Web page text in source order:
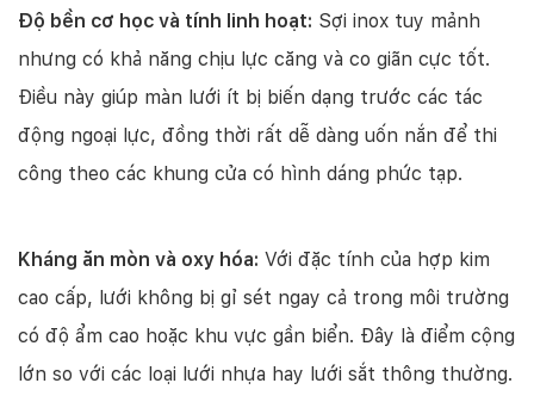
Độ bền cơ học và tính linh hoạt: Sợi inox tuy mảnh
nhưng có khả năng chịu lực căng và co giãn cực tốt.
Điều này giúp màn lưới ít bị biến dạng trước các tác
động ngoại lực, đồng thời rất dễ dàng uốn nắn để thi
công theo các khung cửa có hình dáng phức tạp.
Kháng ăn mòn và oxy hóa: Với đặc tính của hợp kim
cao cấp, lưới không bị gỉ sét ngay cả trong môi trường
có độ ẩm cao hoặc khu vực gần biển. Đây là điểm cộng
lớn so với các loại lưới nhựa hay lưới sắt thông thường.